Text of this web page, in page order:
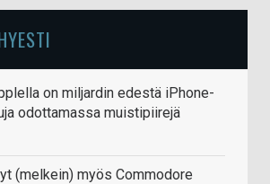
on miljardin edestä iPhone-
odottamassa muistipiirejä
(melkein) myös Commodore